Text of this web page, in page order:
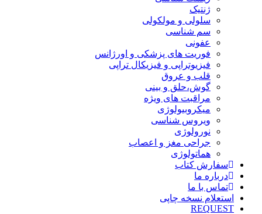
ژنتیک
سلولی و مولکولی
سم شناسی
عفونی
فوریت های پزشکی و اورژانس
فیزیوتراپی و فیزیکال تراپی
قلب و عروق
گوش،حلق و بینی
مراقبت های ویژه
میکروبیولوژی
ویروس شناسی
نورولوژی
جراحی مغز و اعصاب
هماتولوژی
سفارش کتاب
درباره ما
تماس با ما
استعلام نسخه چاپی
REQUEST